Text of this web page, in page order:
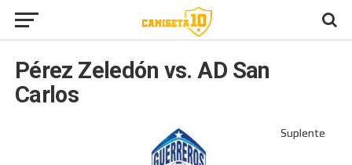
Pérez Zeledón vs. AD San
Carlos